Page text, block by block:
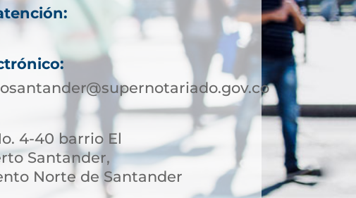
4-40 barrio El
Santander,
Norte de Santander